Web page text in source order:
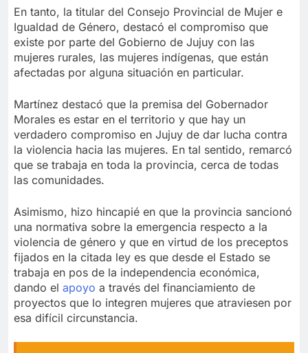
En tanto, la titular del Consejo Provincial de Mujer e
Igualdad de Género, destacó el compromiso que
existe por parte del Gobierno de Jujuy con las
mujeres rurales, las mujeres indígenas, que están
afectadas por alguna situación en particular.
Martínez destacó que la premisa del Gobernador
Morales es estar en el territorio y que hay un
verdadero compromiso en Jujuy de dar lucha contra
la violencia hacia las mujeres. En tal sentido, remarcó
que se trabaja en toda la provincia, cerca de todas
las comunidades.
Asimismo, hizo hincapié en que la provincia sancionó
una normativa sobre la emergencia respecto a la
violencia de género y que en virtud de los preceptos
fijados en la citada ley es que desde el Estado se
trabaja en pos de la independencia económica,
dando el apoyo a través del financiamiento de
proyectos que lo integren mujeres que atraviesen por
esa difícil circunstancia.